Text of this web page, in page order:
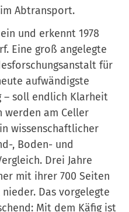
Abtransport.
und erkennt 1978
Eine groß angelegte
für
aufwändigste
– soll endlich Klarheit
werden am Celler
wissenschaftlicher
, Boden- und
Drei Jahre
mit ihrer 700 Seiten
Das vorgelegte
Mit dem Käfig ist